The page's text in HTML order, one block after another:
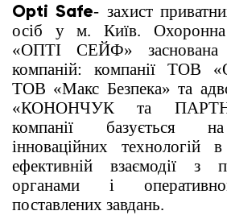
Opti Safe- захист
осіб у м. Київ.
«ОПТІ СЕЙФ» заснована
компаній: компанії ТОВ
ТОВ «Макс Безпека» та
«КОНОНЧУК та
компанії базується на
інноваційних технологій
ефективній взаємодії з
органами і
поставлених завдань.